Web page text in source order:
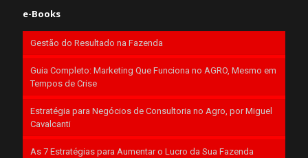
e-Books
Gestão do Resultado na Fazenda
Guia Completo: Marketing Que Funciona no AGRO, Mesmo em
Tempos de Crise
Estratégia para Negócios de Consultoria no Agro, por Miguel
Cavalcanti
As 7 Estratégias para Aumentar o Lucro da Sua Fazenda